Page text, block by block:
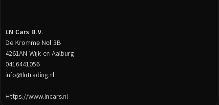
LN Cars B.V.
De Kromme Nol 3B
4261AN Wijk en Aalburg
0416441056
info@lntrading.nl
Https://www.lncars.nl